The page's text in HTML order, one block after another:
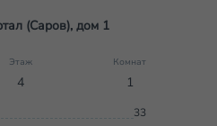
(Саров), дом 1
Этаж
4
Комнат
1
33